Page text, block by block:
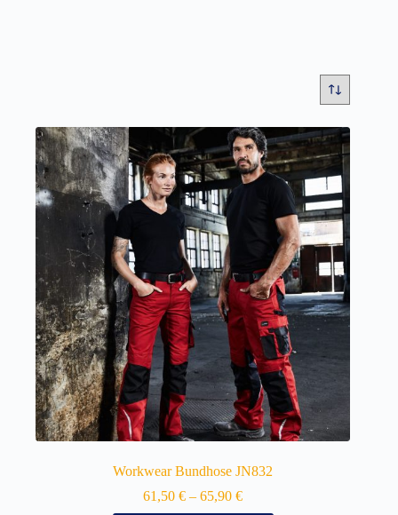
Workwear Bundhose JN832
61,50€ –65,90€